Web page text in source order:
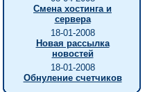
Смена хостинга и
сервера
18-01-2008
Новая рассылка
новостей
18-01-2008
Обнуление счетчиков